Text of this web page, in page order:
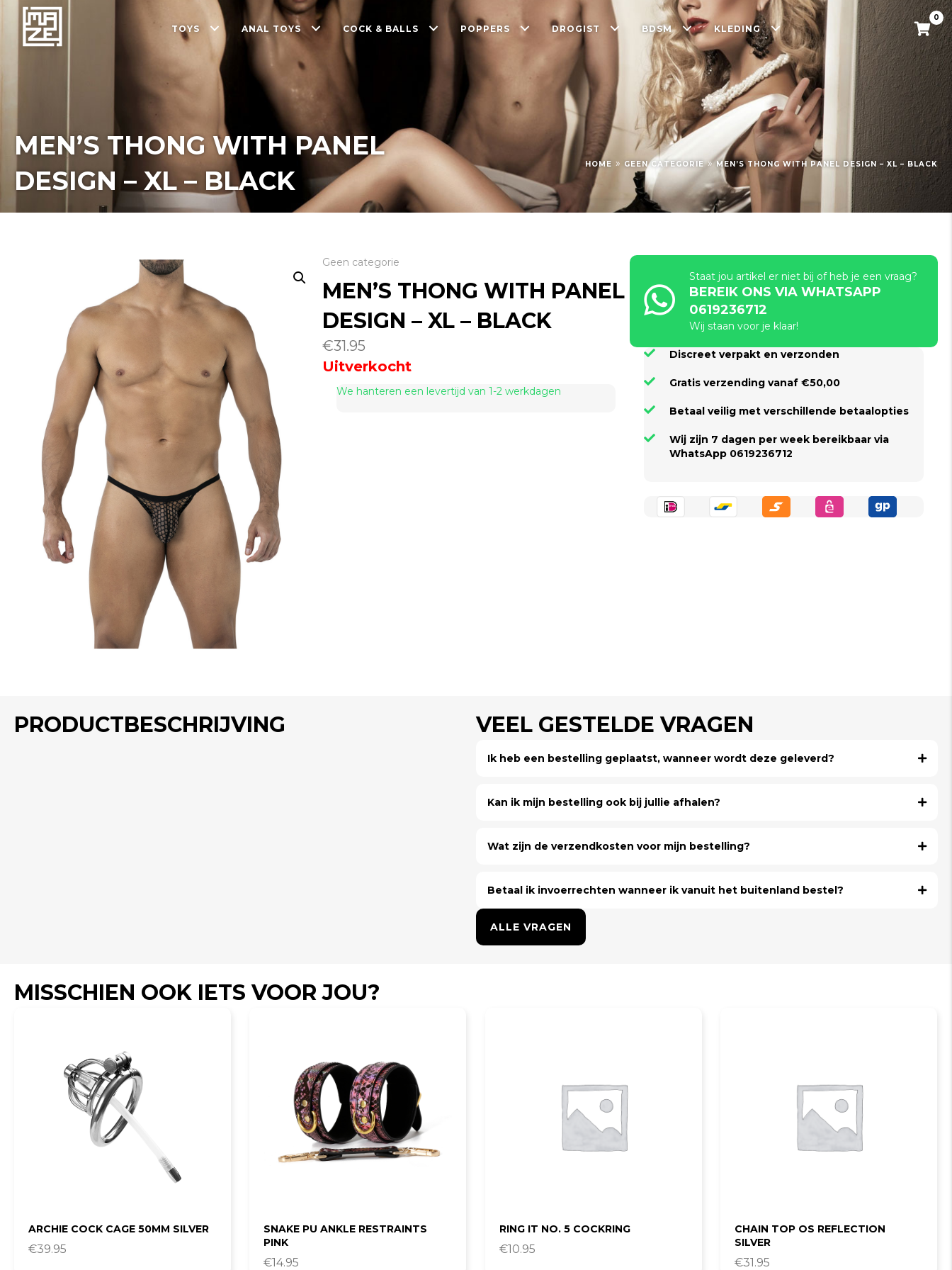
TOYS ANAL TOYS COCK & BALLS POPPERS DROGIST BDSM KLEDING
0
MEN’S THONG WITH PANEL
DESIGN – XL – BLACK
HOME » GEEN CATEGORIE » MEN’S THONG WITH PANEL DESIGN – XL – BLACK
Geen categorie
MEN’S THONG WITH PANEL
DESIGN – XL – BLACK
€31.95
Uitverkocht
We hanteren een levertijd van 1-2 werkdagen
Staat jou artikel er niet bij of heb je een vraag?
BEREIK ONS VIA WHATSAPP
0619236712
Wij staan voor je klaar!
Discreet verpakt en verzonden
Gratis verzending vanaf €50,00
Betaal veilig met verschillende betaalopties
Wij zijn 7 dagen per week bereikbaar via
WhatsApp 0619236712
PRODUCTBESCHRIJVING VEEL GESTELDE VRAGEN
Ik heb een bestelling geplaatst, wanneer wordt deze geleverd?
Kan ik mijn bestelling ook bij jullie afhalen?
Wat zijn de verzendkosten voor mijn bestelling?
Betaal ik invoerrechten wanneer ik vanuit het buitenland bestel?
ALLE VRAGEN
MISSCHIEN OOK IETS VOOR JOU?
ARCHIE COCK CAGE 50MM SILVER
€39.95
SNAKE PU ANKLE RESTRAINTS
PINK
€14.95
RING IT NO. 5 COCKRING
€10.95
CHAIN TOP OS REFLECTION
SILVER
€31.95